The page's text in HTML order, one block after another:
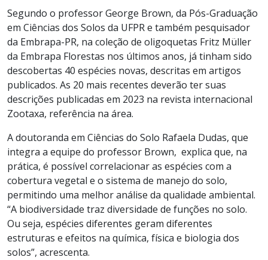
Segundo o professor George Brown, da Pós-Graduação
em Ciências dos Solos da UFPR e também pesquisador
da Embrapa-PR, na coleção de oligoquetas Fritz Müller
da Embrapa Florestas nos últimos anos, já tinham sido
descobertas 40 espécies novas, descritas em artigos
publicados. As 20 mais recentes deverão ter suas
descrições publicadas em 2023 na revista internacional
Zootaxa, referência na área.
A doutoranda em Ciências do Solo Rafaela Dudas, que
integra a equipe do professor Brown, explica que, na
prática, é possível correlacionar as espécies com a
cobertura vegetal e o sistema de manejo do solo,
permitindo uma melhor análise da qualidade ambiental.
“A biodiversidade traz diversidade de funções no solo.
Ou seja, espécies diferentes geram diferentes
estruturas e efeitos na química, física e biologia dos
solos”, acrescenta.